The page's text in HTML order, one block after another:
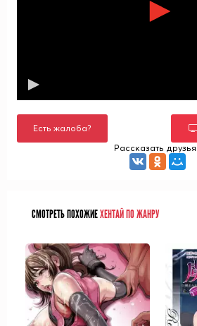
Есть жалоба?
Рассказать
СМОТРЕТЬ ПОХОЖИЕХЕНТАЙ ПО ЖАНРУ